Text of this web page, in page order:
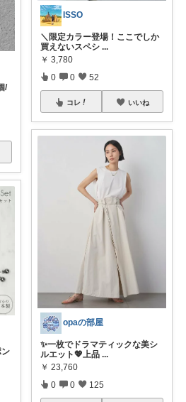
/
ISSO
＼限定カラー登場！ここでしか
買えないスペシ ...
￥ 3,780
0 0 52
コレ いいね
opaの部屋
✨一枚でドラマティックな美シ
ルエット💖上品 ...
￥ 23,760
0 0 125